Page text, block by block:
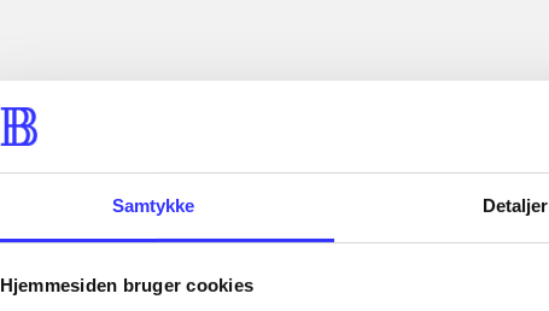
Samtykke Detaljer
Hjemmesiden bruger cookies